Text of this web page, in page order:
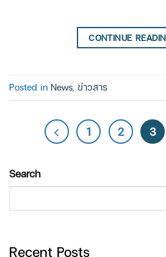
CONTINUE
Posted in News, ข่าวสาร
1 2 3
Search
Recent Posts